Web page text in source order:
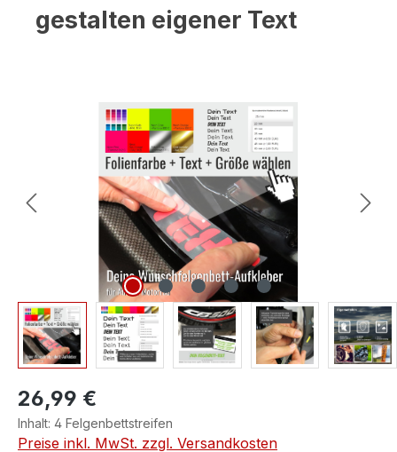
gestalten eigener Text
Bildergalerie überspringen
26,99 €
Inhalt: 4 Felgenbettstreifen
Preise inkl. MwSt. zzgl. Versandkosten